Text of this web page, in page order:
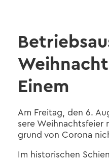
Einem
Am Frei­tag, den 6.
se­re
grund von Co­ro­na
Im his­to­ri­schen